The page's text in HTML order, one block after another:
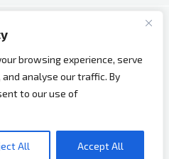
browsing experience, serve
analyse our traffic. By
to our use of
All Accept All
Bh Dijaspora.
nama
korištenja